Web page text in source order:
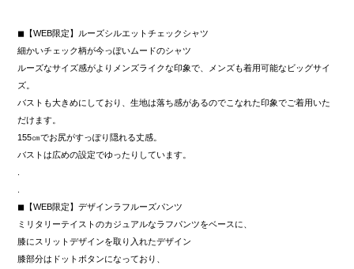
◼︎【WEB限定】ルーズシルエットチェックシャツ
細かいチェック柄が今っぽいムードのシャツ
ルーズなサイズ感がよりメンズライクな印象で、メンズも着用可能なビッグサイ
ズ。
バストも大きめにしており、生地は落ち感があるのでこなれた印象でご着用いた
だけます。
155㎝でお尻がすっぽり隠れる丈感。
バストは広めの設定でゆったりしています。
◼︎【WEB限定】デザインラフルーズパンツ
ミリタリーテイストのカジュアルなラフパンツをベースに、
膝にスリットデザインを取り入れたデザイン
膝部分はドットボタンになっており、